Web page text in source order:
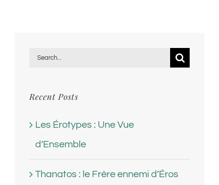
Search
Recent Posts
Les Érotypes : Une Vue
d’Ensemble
Thanatos : le Frère ennemi d’Éros